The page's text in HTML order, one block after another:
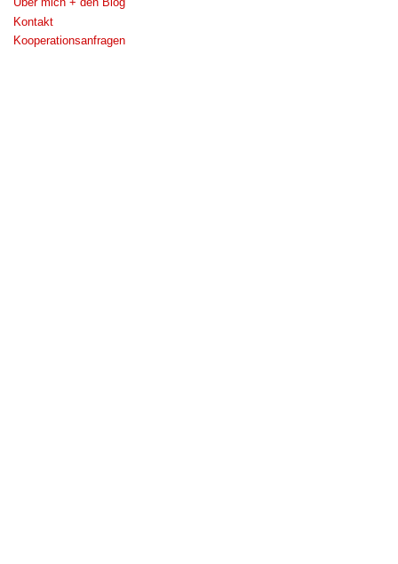
Kontakt
Kooperationsanfragen